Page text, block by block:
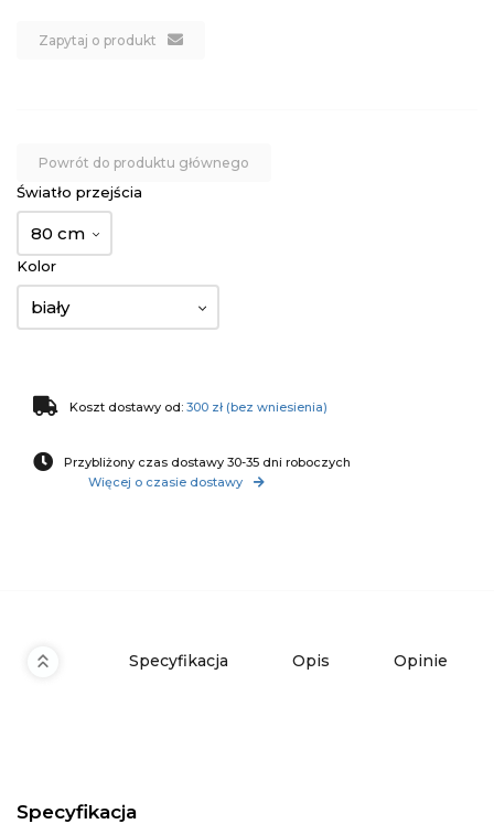
Zapytaj o produkt
Powrót do produktu głównego
Światło przejścia
80 cm
Kolor
biały
Koszt dostawy od: 300 zł (bez wniesienia)
Przybliżony czas dostawy 30-35 dni roboczych
Więcej o czasie dostawy
Specyfikacja Opis Opinie
Specyfikacja